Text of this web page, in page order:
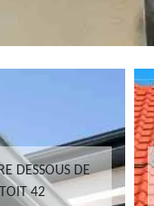
DESSOUS DE
TOIT 42